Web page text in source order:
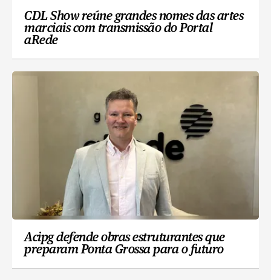
CDL Show reúne grandes nomes das artes
marciais com transmissão do Portal
aRede
Acipg defende obras estruturantes que
preparam Ponta Grossa para o futuro